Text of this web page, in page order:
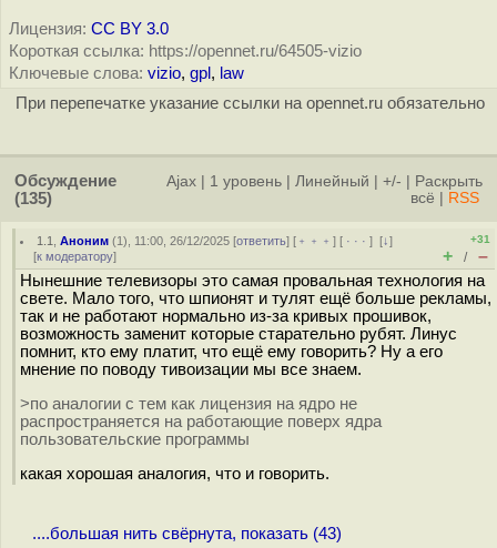
Лицензия: CC BY 3.0
Короткая ссылка: https://opennet.ru/64505-vizio
Ключевые слова: vizio, gpl , law
При перепечатке указание ссылки на opennet.ru обязательно
Обсуждение
(135)
Ajax 1 уровень Линейный +/-
Раскрыть
всё
RSS
1.1 ,Аноним (1), 11:00, 26/12/2025 [ответить] [ ﹢﹢﹢] [ · · ·][↓]
[к модератору]
+31
+ / –
Нынешние телевизоры это самая провальная технология на
свете. Мало того, что шпионят и тулят ещё больше рекламы,
так и не работают нормально из-за кривых прошивок,
возможность заменит которые старательно рубят. Линус
помнит, кто ему платит, что ещё ему говорить? Ну а его
мнение по поводу тивоизации мы все знаем.
>по аналогии с тем как лицензия на ядро не
распространяется на работающие поверх ядра
пользовательские программы
какая хорошая аналогия, что и говорить.
....большая нить свёрнута, показать (43)